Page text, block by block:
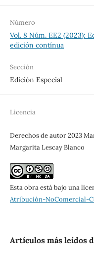
Número
Vol. 8 Núm. EE2 (2023):
edición contínua
Sección
Edición Especial
Licencia
Derechos de autor 2023
Margarita Lescay Blanco
Esta obra está bajo una
Atribución-NoComercial-
Artículos más leídos